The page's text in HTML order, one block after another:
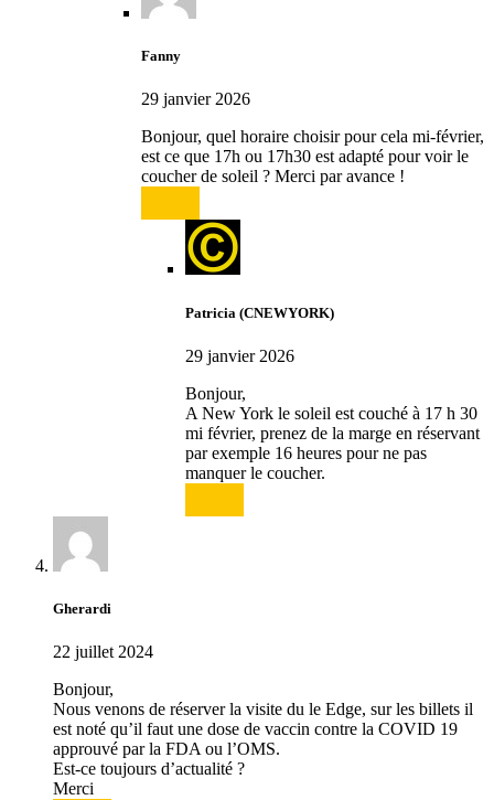
Fanny
29 janvier 2026
Bonjour, quel horaire choisir pour cela mi-février,
est ce que 17h ou 17h30 est adapté pour voir le
coucher de soleil ? Merci par avance !
Patricia (CNEWYORK)
29 janvier 2026
Bonjour,
A New York le soleil est couché à 17 h 30
mi février, prenez de la marge en réservant
par exemple 16 heures pour ne pas
manquer le coucher.
Gherardi
22 juillet 2024
Bonjour,
Nous venons de réserver la visite du le Edge, sur les billets il
est noté qu’il faut une dose de vaccin contre la COVID 19
approuvé par la FDA ou l’OMS.
Est-ce toujours d’actualité ?
Merci